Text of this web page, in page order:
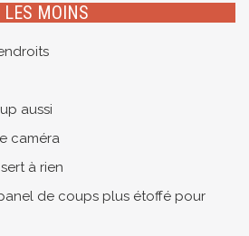
LES MOINS
aussi
caméra
à rien
de coups plus étoffé pour